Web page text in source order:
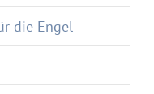
die Engel